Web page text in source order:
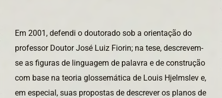
Em 2001, defendi o doutorado sob a orientação do
professor Doutor José Luiz Fiorin; na tese, descrevem-
se as figuras de linguagem de palavra e de construção
com base na teoria glossemática de Louis Hjelmslev e,
em especial, suas propostas de descrever os planos de